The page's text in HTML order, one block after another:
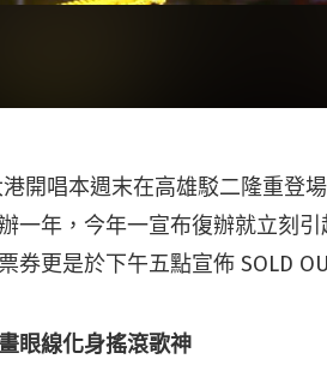
港開唱本週末在高雄駁二隆重登
一年，今年一宣布復辦就立刻
券更是於下午五點宣佈 SOLD
眼線化身搖滾歌神